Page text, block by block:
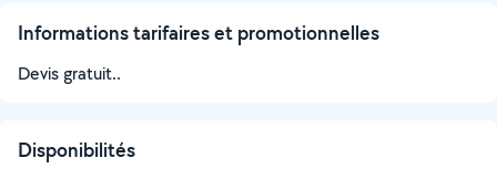
Informations tarifaires et promotionnelles
Devis gratuit..
Disponibilités